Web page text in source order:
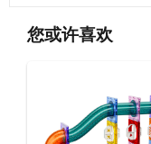
13-17
香港
香港贸
AUG
香港
国际现
会议展览
您或许喜欢